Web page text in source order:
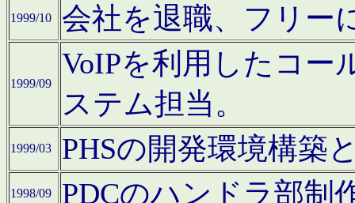
1999/10 会社を退職、フリー
1999/09
VoIPを利用したコー
ステム担当。
1999/03 PHSの開発環境構築
1998/09 PDCのハンドラ部制